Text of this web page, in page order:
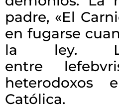
padre, «El
en fugarse
la ley.
entre
heterodoxos
Católica.